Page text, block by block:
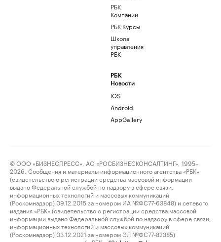
РБК
Компании
РБК Курсы
Школа
управления
РБК
РБК
Новости
iOS
Android
AppGallery
© ООО «БИЗНЕСПРЕСС», АО «РОСБИЗНЕСКОНСАЛТИНГ», 1995–
2026. Сообщения и материалы информационного агентства «РБК»
(свидетельство о регистрации средства массовой информации
выдано Федеральной службой по надзору в сфере связи,
информационных технологий и массовых коммуникаций
(Роскомнадзор) 09.12.2015 за номером ИА №ФС77-63848) и сетевого
издания «РБК» (свидетельство о регистрации средства массовой
информации выдано Федеральной службой по надзору в сфере связи,
информационных технологий и массовых коммуникаций
(Роскомнадзор) 03.12.2021 за номером ЭЛ №ФС77-82385)